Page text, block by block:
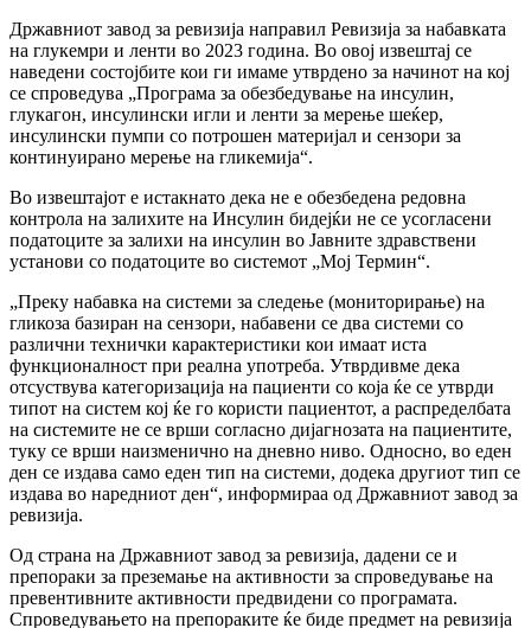
Државниот завод за ревизија направил Ревизија за набавката
на глукемри и ленти во 2023 година. Во овој извештај се
наведени состојбите кои ги имаме утврдено за начинот на кој
се спроведува „Програма за обезбедување на инсулин,
глукагон, инсулински игли и ленти за мерење шеќер,
инсулински пумпи со потрошен материјал и сензори за
континуирано мерење на гликемија“.
Во извештајот е истакнато дека не е обезбедена редовна
контрола на залихите на Инсулин бидејќи не се усогласени
податоците за залихи на инсулин во Јавните здравствени
установи со податоците во системот „Мој Термин“.
„Преку набавка на системи за следење (мониторирање) на
гликоза базиран на сензори, набавени се два системи со
различни технички карактеристики кои имаат иста
функционалност при реална употреба. Утврдивме дека
отсуствува категоризација на пациенти со која ќе се утврди
типот на систем кој ќе го користи пациентот, а распределбата
на системите не се врши согласно дијагнозата на пациентите,
туку се врши наизменично на дневно ниво. Односно, во еден
ден се издава само еден тип на системи, додека другиот тип се
издава во наредниот ден“, информираа од Државниот завод за
ревизија.
Од страна на Државниот завод за ревизија, дадени се и
препораки за преземање на активности за спроведување на
превентивните активности предвидени со програмата.
Спроведувањето на препораките ќе биде предмет на ревизија